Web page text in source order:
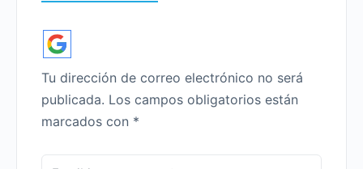
Tu dirección de correo electrónico no será
publicada. Los campos obligatorios están
marcados con *